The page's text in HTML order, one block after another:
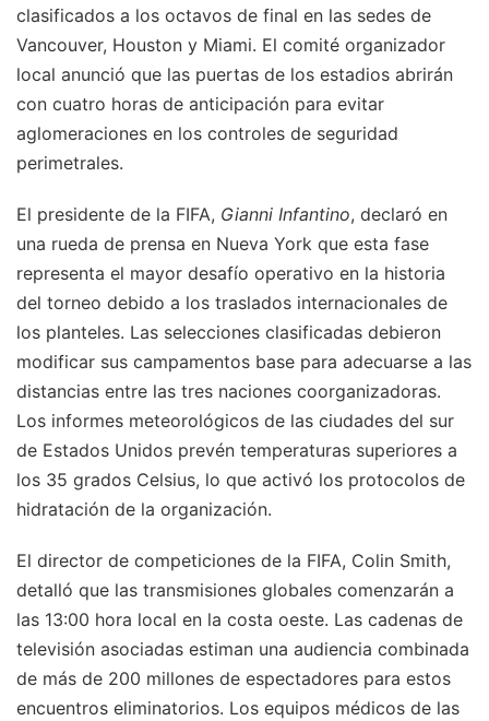
clasificados a los octavos de final en las sedes de
Vancouver, Houston y Miami. El comité organizador
local anunció que las puertas de los estadios abrirán
con cuatro horas de anticipación para evitar
aglomeraciones en los controles de seguridad
perimetrales.
El presidente de la FIFA, Gianni Infantino, declaró en
una rueda de prensa en Nueva York que esta fase
representa el mayor desafío operativo en la historia
del torneo debido a los traslados internacionales de
los planteles. Las selecciones clasificadas debieron
modificar sus campamentos base para adecuarse a las
distancias entre las tres naciones coorganizadoras.
Los informes meteorológicos de las ciudades del sur
de Estados Unidos prevén temperaturas superiores a
los 35 grados Celsius, lo que activó los protocolos de
hidratación de la organización.
El director de competiciones de la FIFA, Colin Smith,
detalló que las transmisiones globales comenzarán a
las 13:00 hora local en la costa oeste. Las cadenas de
televisión asociadas estiman una audiencia combinada
de más de 200 millones de espectadores para estos
encuentros eliminatorios. Los equipos médicos de las